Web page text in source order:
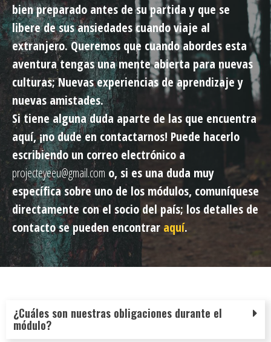
bien preparado antes de su partida y que se
libere de sus ansiedades cuando viaje al
extranjero. Queremos que cuando abordes esta
aventura tengas una mente abierta para nuevas
culturas; Nuevas experiencias de aprendizaje y
nuevas amistades.
Si tiene alguna duda aparte de las que encuentra
aquí, ¡no dude en contactarnos! Puede hacerlo
escribiendo un correo electrónico a
projecteyeeu@gmail.com o, si es una duda muy
específica sobre uno de los módulos, comuníquese
directamente con el socio del país; los detalles de
contacto se pueden encontrar aquí.
¿Cuáles son nuestras obligaciones durante el
módulo?